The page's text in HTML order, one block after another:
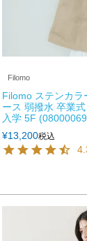
Filomo
Filomo ステンカラ
ース 弱撥水 卒業
入学 5F
¥13,200税込